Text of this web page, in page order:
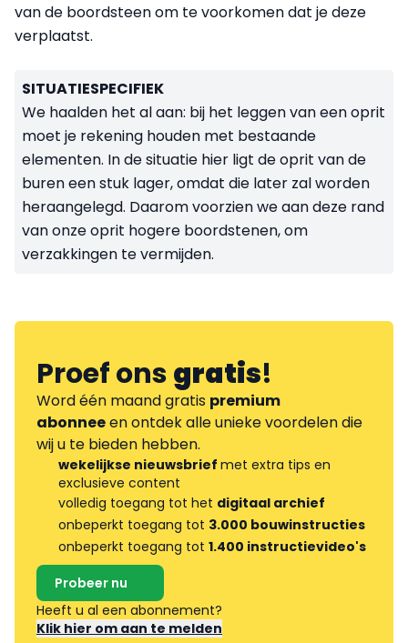
van de boordsteen om te voorkomen dat je deze
verplaatst.
SITUATIESPECIFIEK
We haalden het al aan: bij het leggen van een oprit
moet je rekening houden met bestaande
elementen. In de situatie hier ligt de oprit van de
buren een stuk lager, omdat die later zal worden
heraangelegd. Daarom voorzien we aan deze rand
van onze oprit hogere boordstenen, om
verzakkingen te vermijden.
Proef onsgratis!
Word één maand gratis premium
abonneeen ontdek alle unieke voordelen die
wij u te bieden hebben.
wekelijkse nieuwsbrief met extra tips en
exclusieve content
volledig toegang tot het digitaal archief
onbeperkt toegang tot 3.000 bouwinstructies
onbeperkt toegang tot 1.400 instructievideo's
Probeer nu
Heeft u al een abonnement?
Klik hier om aan te melden